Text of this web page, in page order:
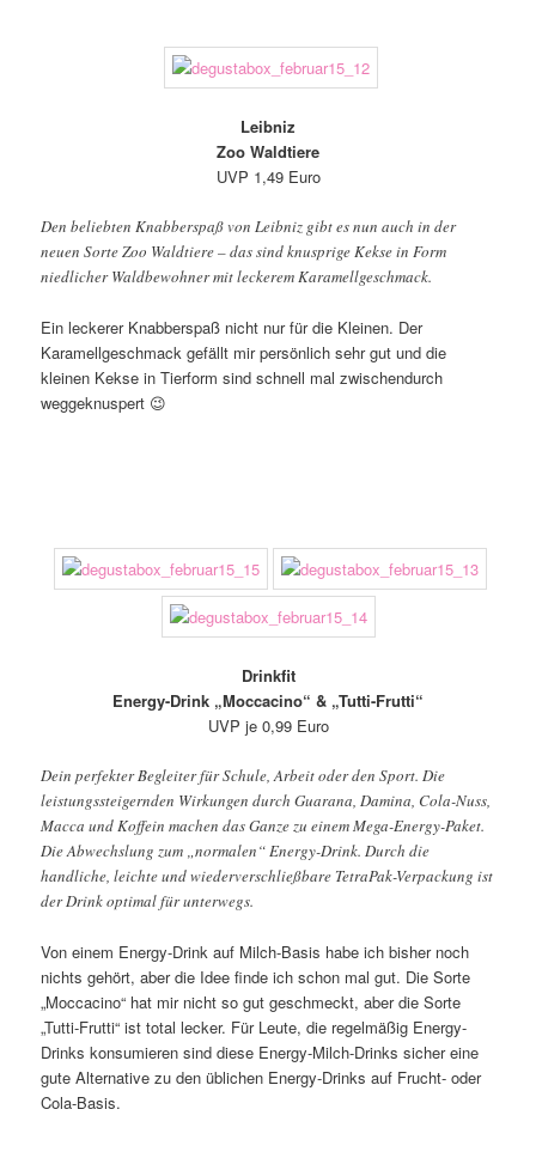
Leibniz
Zoo Waldtiere
UVP 1,49 Euro
Den beliebten Knabberspaß von Leibniz gibt es nun auch in der
neuen Sorte Zoo Waldtiere – das sind knusprige Kekse in Form
niedlicher Waldbewohner mit leckerem Karamellgeschmack.
Ein leckerer Knabberspaß nicht nur für die Kleinen. Der
Karamellgeschmack gefällt mir persönlich sehr gut und die
kleinen Kekse in Tierform sind schnell mal zwischendurch
weggeknuspert 😉
Drinkfit
Energy-Drink „Moccacino“ & „Tutti-Frutti“
UVP je 0,99 Euro
Dein perfekter Begleiter für Schule, Arbeit oder den Sport. Die
leistungssteigernden Wirkungen durch Guarana, Damina, Cola-Nuss,
Macca und Koffein machen das Ganze zu einem Mega-Energy-Paket.
Die Abwechslung zum „normalen“ Energy-Drink. Durch die
handliche, leichte und wiederverschließbare TetraPak-Verpackung ist
der Drink optimal für unterwegs.
Von einem Energy-Drink auf Milch-Basis habe ich bisher noch
nichts gehört, aber die Idee finde ich schon mal gut. Die Sorte
„Moccacino“ hat mir nicht so gut geschmeckt, aber die Sorte
„Tutti-Frutti“ ist total lecker. Für Leute, die regelmäßig Energy-
Drinks konsumieren sind diese Energy-Milch-Drinks sicher eine
gute Alternative zu den üblichen Energy-Drinks auf Frucht- oder
Cola-Basis.